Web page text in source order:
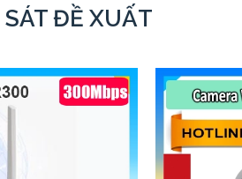
ĐỀ XUẤT